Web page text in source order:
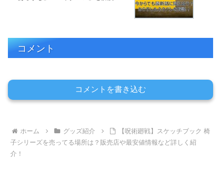
コメント
コメントを書き込む
ホーム グッズ紹介
【呪術廻戦】スケッチブック 椅
子シリーズを売ってる場所は？販売店や最安値情報など詳しく紹
介！